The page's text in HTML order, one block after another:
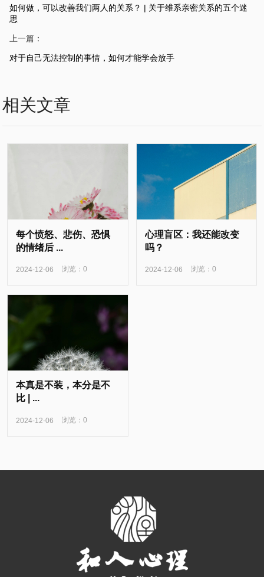
如何做，可以改善我们两人的关系？ | 关于维系亲密关系的五个迷
思
上一篇：
对于自己无法控制的事情，如何才能学会放手
相关文章
每个愤怒、悲伤、恐惧
的情绪后 ...
2024-12-06 浏览：0
心理盲区：我还能改变
吗？
2024-12-06 浏览：0
本真是不装，本分是不
比 | ...
2024-12-06 浏览：0